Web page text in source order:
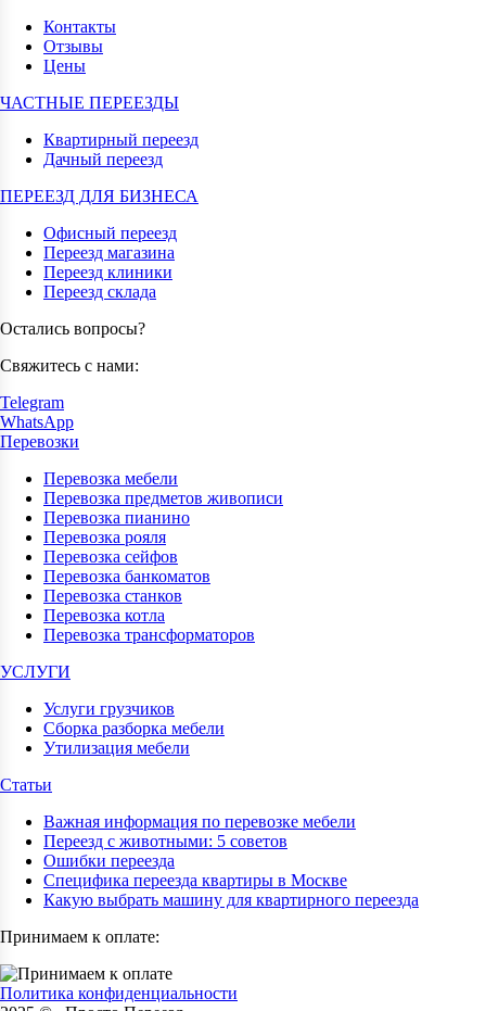
Контакты
Отзывы
Цены
ЧАСТНЫЕ ПЕРЕЕЗДЫ
Квартирный переезд
Дачный переезд
ПЕРЕЕЗД ДЛЯ БИЗНЕСА
Офисный переезд
Переезд магазина
Переезд клиники
Переезд склада
Остались вопросы?
Свяжитесь с нами:
Telegram
WhatsApp
Перевозки
Перевозка мебели
Перевозка предметов живописи
Перевозка пианино
Перевозка рояля
Перевозка сейфов
Перевозка банкоматов
Перевозка станков
Перевозка котла
Перевозка трансформаторов
УСЛУГИ
Услуги грузчиков
Сборка разборка мебели
Утилизация мебели
Статьи
Важная информация по перевозке мебели
Переезд с животными: 5 советов
Ошибки переезда
Специфика переезда квартиры в Москве
Какую выбрать машину для квартирного переезда
Принимаем к оплате:
Политика конфиденциальности